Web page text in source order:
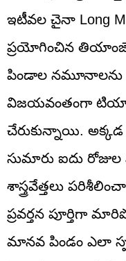
ఇటీవల చైనా Long
ప్రయోగించిన
పిండాల నమూనాలను
విజయవంతంగా
చేరుకున్నాయి.
సుమారు ఐదు
శాస్త్రవేత్తలు
ప్రవర్తన పూర్తిగా
మానవ పిండం ఎలా